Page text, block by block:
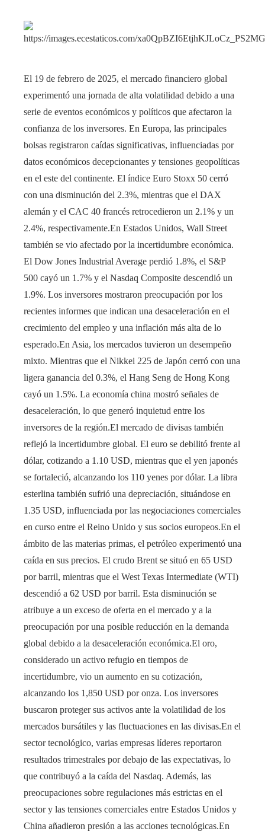
El 19 de febrero de 2025, el mercado financiero global
experimentó una jornada de alta volatilidad debido a una
serie de eventos económicos y políticos que afectaron la
confianza de los inversores. En Europa, las principales
bolsas registraron caídas significativas, influenciadas por
datos económicos decepcionantes y tensiones geopolíticas
en el este del continente. El índice Euro Stoxx 50 cerró
con una disminución del 2.3%, mientras que el DAX
alemán y el CAC 40 francés retrocedieron un 2.1% y un
2.4%, respectivamente.En Estados Unidos, Wall Street
también se vio afectado por la incertidumbre económica.
El Dow Jones Industrial Average perdió 1.8%, el S&P
500 cayó un 1.7% y el Nasdaq Composite descendió un
1.9%. Los inversores mostraron preocupación por los
recientes informes que indican una desaceleración en el
crecimiento del empleo y una inflación más alta de lo
esperado.En Asia, los mercados tuvieron un desempeño
mixto. Mientras que el Nikkei 225 de Japón cerró con una
ligera ganancia del 0.3%, el Hang Seng de Hong Kong
cayó un 1.5%. La economía china mostró señales de
desaceleración, lo que generó inquietud entre los
inversores de la región.El mercado de divisas también
reflejó la incertidumbre global. El euro se debilitó frente al
dólar, cotizando a 1.10 USD, mientras que el yen japonés
se fortaleció, alcanzando los 110 yenes por dólar. La libra
esterlina también sufrió una depreciación, situándose en
1.35 USD, influenciada por las negociaciones comerciales
en curso entre el Reino Unido y sus socios europeos.En el
ámbito de las materias primas, el petróleo experimentó una
caída en sus precios. El crudo Brent se situó en 65 USD
por barril, mientras que el West Texas Intermediate (WTI)
descendió a 62 USD por barril. Esta disminución se
atribuye a un exceso de oferta en el mercado y a la
preocupación por una posible reducción en la demanda
global debido a la desaceleración económica.El oro,
considerado un activo refugio en tiempos de
incertidumbre, vio un aumento en su cotización,
alcanzando los 1,850 USD por onza. Los inversores
buscaron proteger sus activos ante la volatilidad de los
mercados bursátiles y las fluctuaciones en las divisas.En el
sector tecnológico, varias empresas líderes reportaron
resultados trimestrales por debajo de las expectativas, lo
que contribuyó a la caída del Nasdaq. Además, las
preocupaciones sobre regulaciones más estrictas en el
sector y las tensiones comerciales entre Estados Unidos y
China añadieron presión a las acciones tecnológicas.En